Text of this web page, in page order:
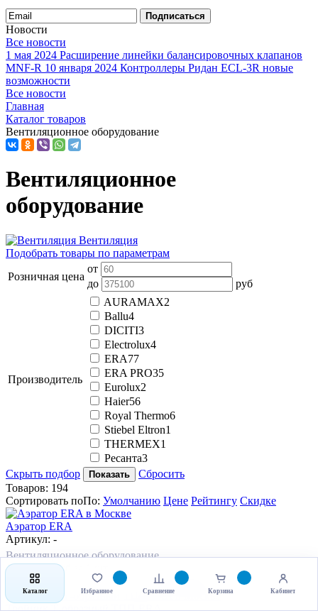
Подписаться
Новости
Все новости
1 мая 2024 Расширение линейки балансировочных клапанов
MNF-R 10 января 2024 Контроллеры Ридан ECL-3R новые
возможности
Все новости
Главная
Каталог товаров
Вентиляционное оборудование
Вентиляционное
оборудование
Вентиляция
Подобрать товары по параметрам
Розничная цена
от
до
руб
Производитель
AURAMAX2
Ballu4
DICITI3
Electrolux4
ERA77
ERA PRO35
Eurolux2
Haier56
Royal Thermo6
Stiebel Eltron1
THERMEX1
Ресанта3
Скрыть подбор
Показать
Сбросить
Товаров: 194
Сортировать поПо: Умолчанию Цене Рейтингу Скидке
Аэратор ERA
Артикул: -
Вентиляционное оборудование
10 816.76руб
В корзину
Тройник Т-образный ТПП ERA
Каталог Избранное Сравнение Корзина Кабинет